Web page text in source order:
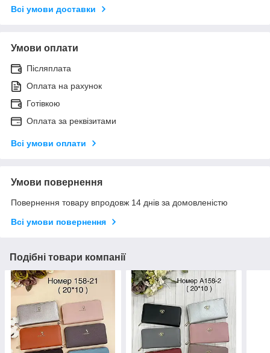
Всі умови доставки
Умови оплати
Післяплата
Оплата на рахунок
Готівкою
Оплата за реквізитами
Всі умови оплати
Умови повернення
Повернення товару впродовж 14 днів за домовленістю
Всі умови повернення
Подібні товари компанії